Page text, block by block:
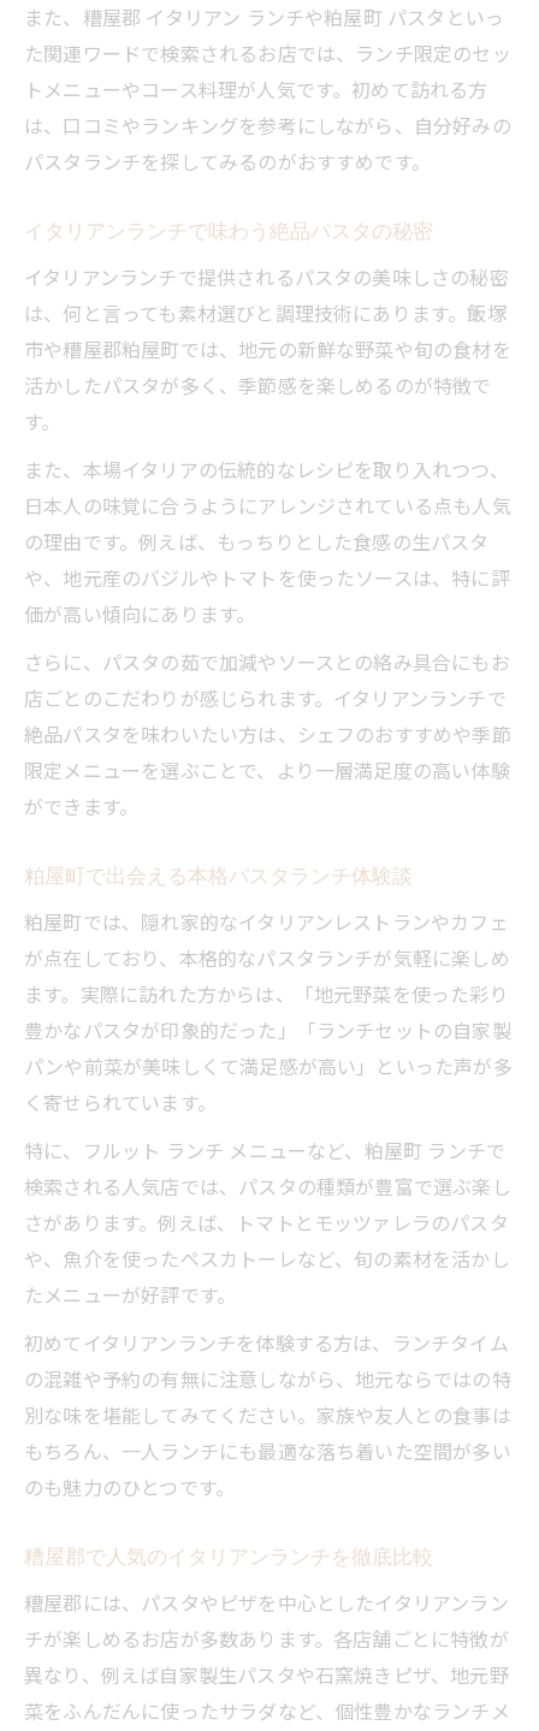
また、糟屋郡 イタリアン ランチや粕屋町 パスタといっ
た関連ワードで検索されるお店では、ランチ限定のセッ
トメニューやコース料理が人気です。初めて訪れる方
は、口コミやランキングを参考にしながら、自分好みの
パスタランチを探してみるのがおすすめです。
イタリアンランチで味わう絶品パスタの秘密
イタリアンランチで提供されるパスタの美味しさの秘密
は、何と言っても素材選びと調理技術にあります。飯塚
市や糟屋郡粕屋町では、地元の新鮮な野菜や旬の食材を
活かしたパスタが多く、季節感を楽しめるのが特徴で
す。
また、本場イタリアの伝統的なレシピを取り入れつつ、
日本人の味覚に合うようにアレンジされている点も人気
の理由です。例えば、もっちりとした食感の生パスタ
や、地元産のバジルやトマトを使ったソースは、特に評
価が高い傾向にあります。
さらに、パスタの茹で加減やソースとの絡み具合にもお
店ごとのこだわりが感じられます。イタリアンランチで
絶品パスタを味わいたい方は、シェフのおすすめや季節
限定メニューを選ぶことで、より一層満足度の高い体験
ができます。
粕屋町で出会える本格パスタランチ体験談
粕屋町では、隠れ家的なイタリアンレストランやカフェ
が点在しており、本格的なパスタランチが気軽に楽しめ
ます。実際に訪れた方からは、「地元野菜を使った彩り
豊かなパスタが印象的だった」「ランチセットの自家製
パンや前菜が美味しくて満足感が高い」といった声が多
く寄せられています。
特に、フルット ランチ メニューなど、粕屋町 ランチで
検索される人気店では、パスタの種類が豊富で選ぶ楽し
さがあります。例えば、トマトとモッツァレラのパスタ
や、魚介を使ったペスカトーレなど、旬の素材を活かし
たメニューが好評です。
初めてイタリアンランチを体験する方は、ランチタイム
の混雑や予約の有無に注意しながら、地元ならではの特
別な味を堪能してみてください。家族や友人との食事は
もちろん、一人ランチにも最適な落ち着いた空間が多い
のも魅力のひとつです。
糟屋郡で人気のイタリアンランチを徹底比較
糟屋郡には、パスタやピザを中心としたイタリアンラン
チが楽しめるお店が多数あります。各店舗ごとに特徴が
異なり、例えば自家製生パスタや石窯焼きピザ、地元野
菜をふんだんに使ったサラダなど、個性豊かなランチメ